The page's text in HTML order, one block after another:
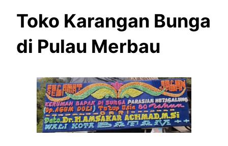
Toko Karangan Bunga
di Pulau Merbau